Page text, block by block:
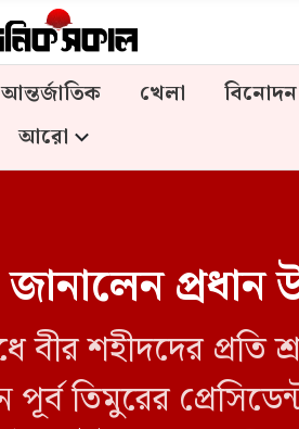
আন্তর্জাতিক খেলা বিনোদন
আরো
প্রধান
শহীদদের প্রতি
তিমুরের